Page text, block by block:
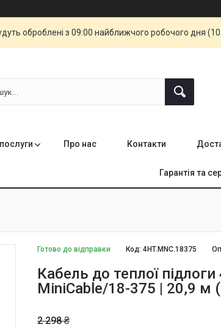
оброблені з 09:00 найближчого робочого дня
Про нас Контакти
Гарантія та
Готово до відправки Код:4HT.MNC.18375
Кабель до теплої підлоги
MiniCable/18-375 | 20,9 м
2 298 ₴